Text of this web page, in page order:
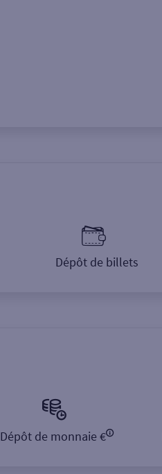
Dépôt de billets
Dépôt de monnaie €